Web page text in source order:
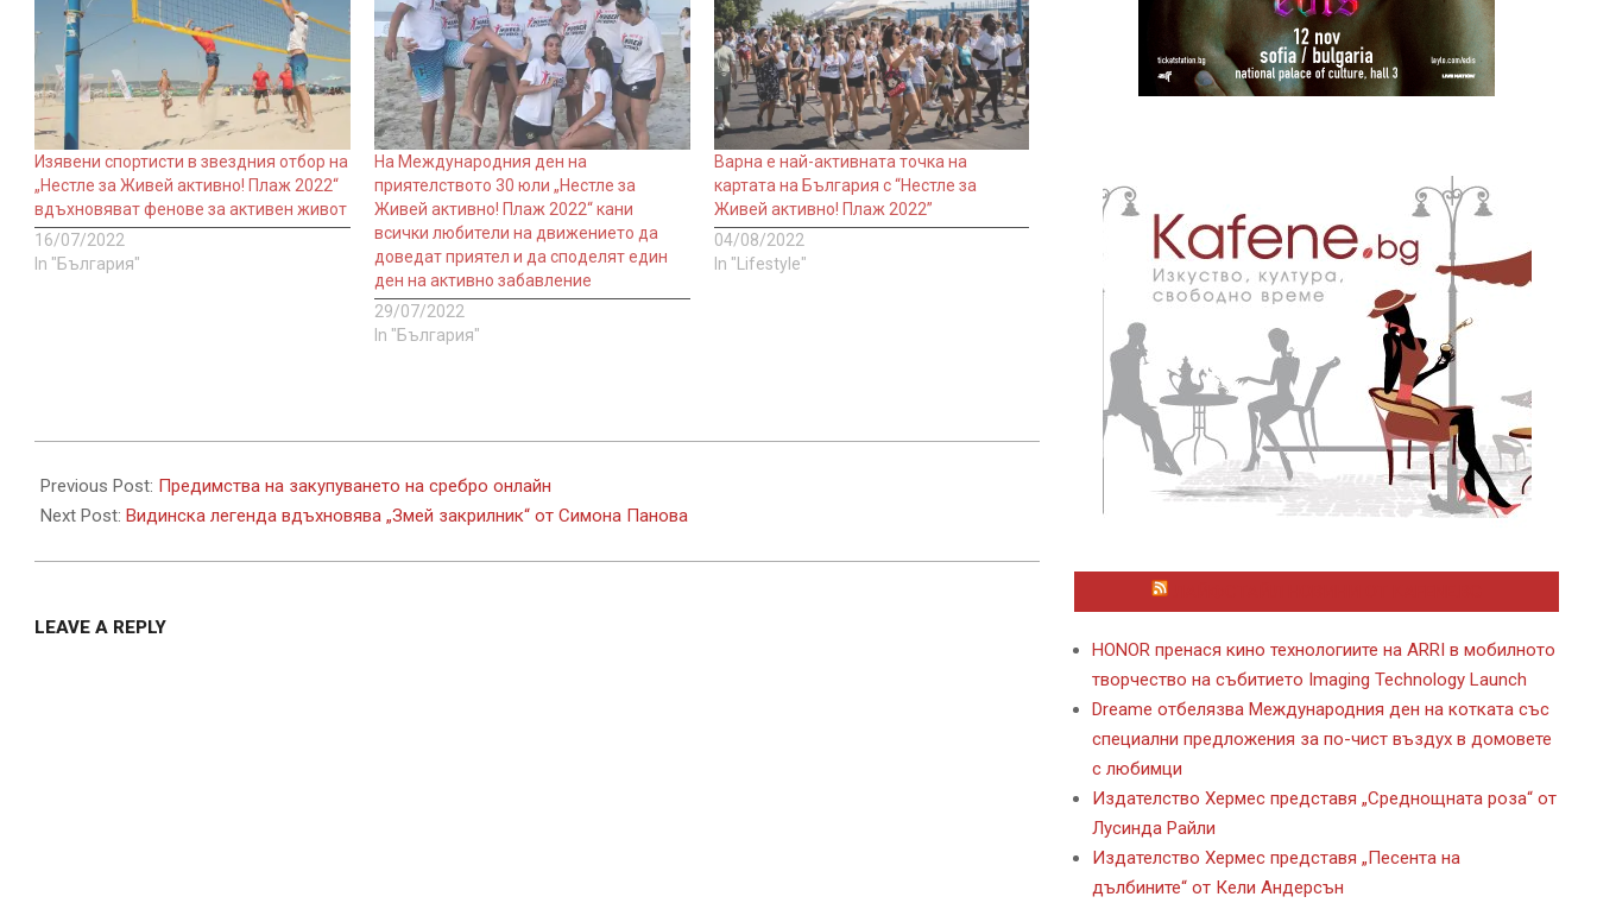
Изявени спортисти в звездния отбор на
„Нестле за Живей активно! Плаж 2022“
вдъхновяват фенове за активен живот
16/07/2022
In "България"
На Международния ден на
приятелството 30 юли „Нестле за
Живей активно! Плаж 2022“ кани
всички любители на движението да
доведат приятел и да споделят един
ден на активно забавление
29/07/2022
In "България"
Варна е най-активната точка на
картата на България с “Нестле за
Живей активно! Плаж 2022”
04/08/2022
In "Lifestyle"
07-
26
Previous Post: Предимства на закупуването на сребро онлайн
Next Post: Видинска легенда вдъхновява „Змей закрилник“ от Симона Панова
LEAVE A REPLY
HONOR пренася кино технологиите на ARRI в мобилното
творчество на събитието Imaging Technology Launch
Dreame отбелязва Международния ден на котката със
специални предложения за по-чист въздух в домовете
с любимци
Издателство Хермес представя „Среднощната роза“ от
Лусинда Райли
Издателство Хермес представя „Песента на
дълбините“ от Кели Андерсън